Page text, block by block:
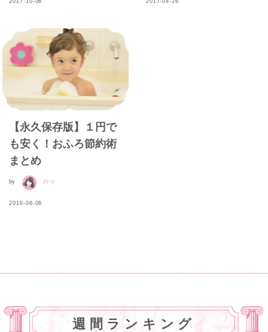
2017-10-06 2017-04-26
【永久保存版】１円で
も安く！おふろ節約術
まとめ
by のり
2016-06-06
週間ランキング